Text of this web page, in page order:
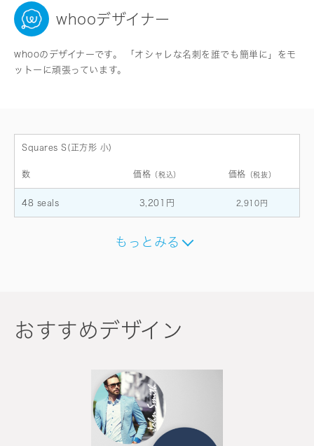
whooデザイナー
whooのデザイナーです。 「オシャレな名刺を誰でも簡単に」をモ
ットーに頑張っています。
Squares S(正方形 小)
数 価格 （税込） 価格 （税抜）
48 seals 3,201円 2,910円
もっとみる
おすすめデザイン